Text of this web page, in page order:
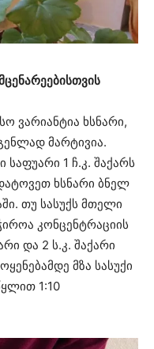
ვარიანტია ხსნარი,
მარტივია.
1 ჩ.კ. შაქარს
ხსნარი ბნელ
თუ სასუქს მთელი
კონცენტრაციის
და 2 ს.კ. შაქარი
მზა სასუქი
1:10